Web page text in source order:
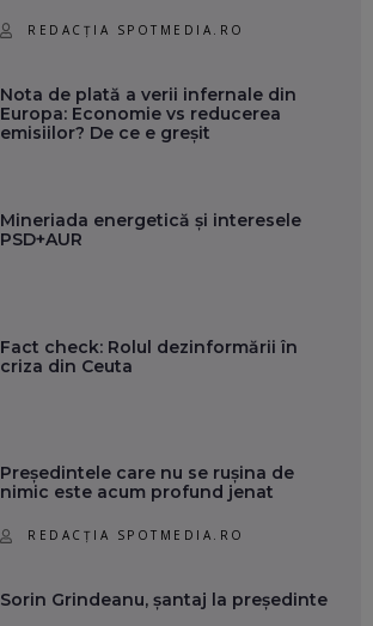
REDACȚIA SPOTMEDIA.RO
Nota de plată a verii infernale din
Europa: Economie vs reducerea
emisiilor? De ce e greșit
Mineriada energetică și interesele
PSD+AUR
Fact check: Rolul dezinformării în
criza din Ceuta
Președintele care nu se rușina de
nimic este acum profund jenat
REDACȚIA SPOTMEDIA.RO
Sorin Grindeanu, șantaj la președinte